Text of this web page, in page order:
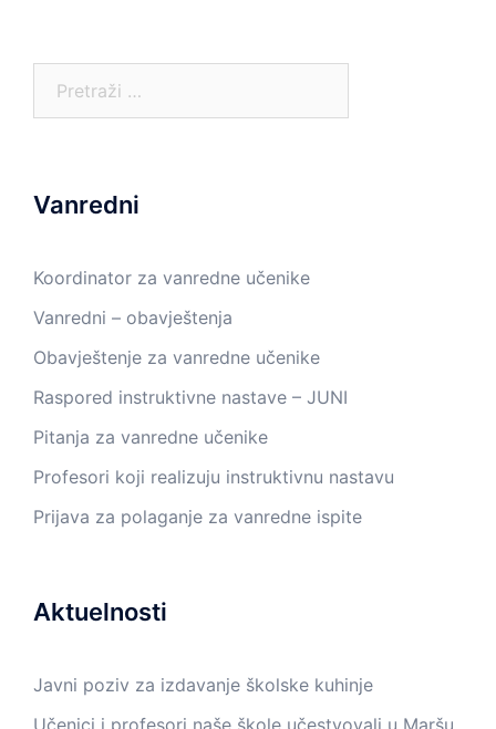
Vanredni
Koordinator za vanredne učenike
Vanredni – obavještenja
Obavještenje za vanredne učenike
Raspored instruktivne nastave – JUNI
Pitanja za vanredne učenike
Profesori koji realizuju instruktivnu nastavu
Prijava za polaganje za vanredne ispite
Aktuelnosti
Javni poziv za izdavanje školske kuhinje
Učenici i profesori naše škole učestvovali u Maršu